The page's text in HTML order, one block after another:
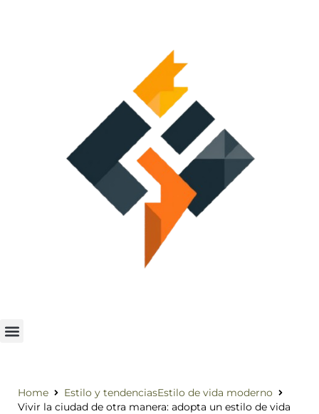
Home Estilo y tendenciasEstilo de vida moderno
Vivir la ciudad de otra manera: adopta un estilo de vida